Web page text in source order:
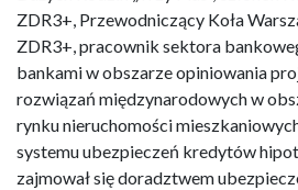
ZDR3+, Przewodniczący Koła
ZDR3+, pracownik sektora
bankami w obszarze opiniowania
rozwiązań międzynarodowych w
rynku nieruchomości
systemu ubezpieczeń kredytów
zajmował się doradztwem